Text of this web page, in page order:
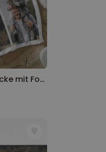
Personalisierbare Decke mit Fotocollage